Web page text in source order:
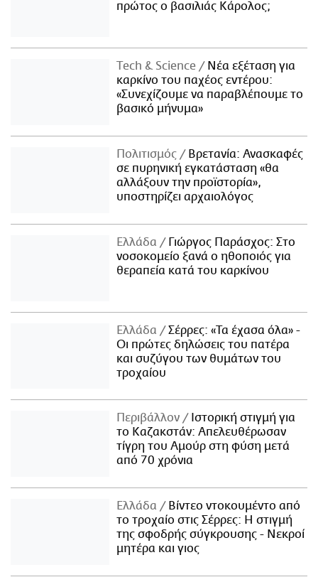
πρώτος ο βασιλιάς Κάρολος;
Τech & Science
Νέα εξέταση για
καρκίνο του παχέος εντέρου:
«Συνεχίζουμε να παραβλέπουμε το
βασικό μήνυμα»
Πολιτισμός
Βρετανία: Ανασκαφές
σε πυρηνική εγκατάσταση «θα
αλλάξουν την προϊστορία»,
υποστηρίζει αρχαιολόγος
Ελλάδα
Γιώργος Παράσχος: Στο
νοσοκομείο ξανά ο ηθοποιός για
θεραπεία κατά του καρκίνου
Ελλάδα
Σέρρες: «Τα έχασα όλα» -
Οι πρώτες δηλώσεις του πατέρα
και συζύγου των θυμάτων του
τροχαίου
Περιβάλλον
Ιστορική στιγμή για
το Καζακστάν: Απελευθέρωσαν
τίγρη του Αμούρ στη φύση μετά
από 70 χρόνια
Ελλάδα
Βίντεο ντοκουμέντο από
το τροχαίο στις Σέρρες: Η στιγμή
της σφοδρής σύγκρουσης - Νεκροί
μητέρα και γιος